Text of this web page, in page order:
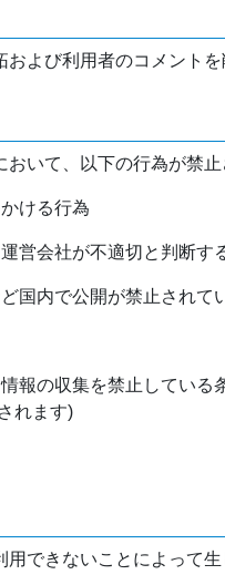
よび利用者のコメント
いて、以下の行為が禁止
ける行為
営会社が不適切と判断す
国内で公開が禁止されて
報の収集を禁止している
れます)
用できないことによって